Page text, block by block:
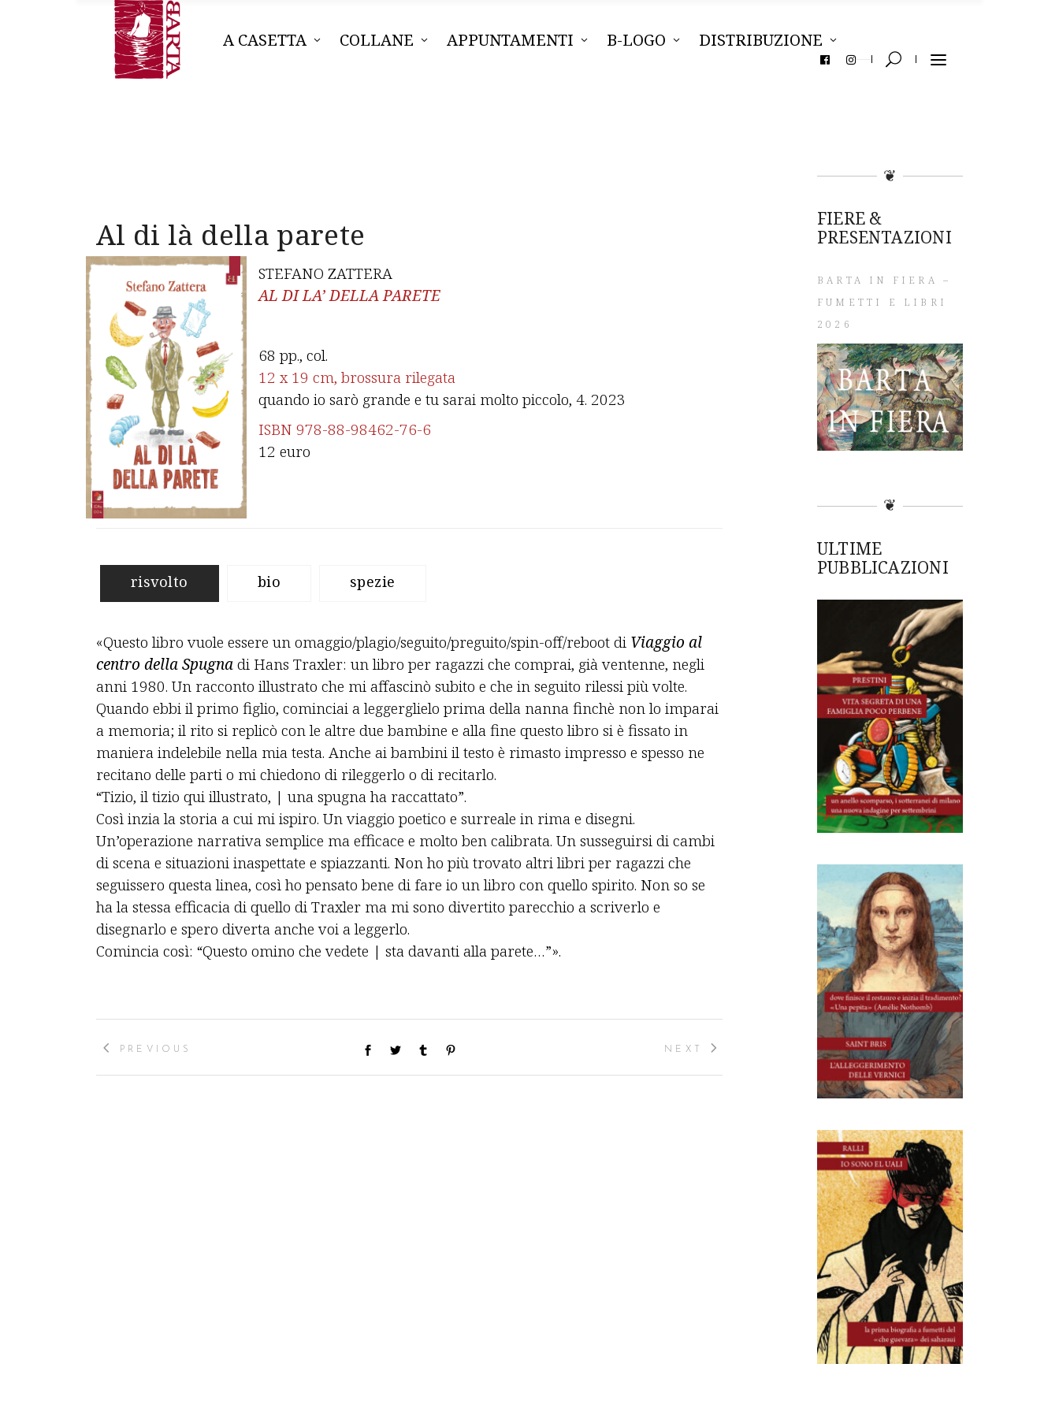
A CASETTA COLLANE APPUNTAMENTI B-LOGO DISTRIBUZIONE
Al di là della parete
STEFANO ZATTERA
AL DI LA’ DELLA PARETE
68 pp., col.
12 x 19 cm,brossura rilegata
quando io sarò grande e tu sarai molto piccolo, 4. 2023
ISBN 978-88-98462-76-6
12 euro
risvolto bio spezie
«Questo libro vuole essere un omaggio/plagio/seguito/preguito/spin-off/reboot di Viag­gio al
centro della Spugnadi Hans Traxler: un libro per ragazzi che comprai, già ventenne, negli
anni 1980. Un racconto illustrato che mi affascinò subito e che in seguito rilessi più volte.
Quando ebbi il primo figlio, cominciai a leggerglielo prima della nanna finchè non lo imparai
a memoria; il rito si replicò con le altre due bambine e alla fine questo libro si è fissato in
maniera indelebile nella mia testa. Anche ai bambini il testo è rimasto impresso e spesso ne
recitano delle parti o mi chiedono di rileggerlo o di recitarlo.
“Tizio, il tizio qui illustrato, | una spugna ha raccattato”.
Così inzia la storia a cui mi ispiro. Un viaggio poetico e surreale in rima e disegni.
Un’operazione narrativa semplice ma efficace e molto ben calibrata. Un susseguirsi di cambi
di scena e situazioni inaspettate e spiazzanti. Non ho più trovato altri libri per ragazzi che
seguissero questa linea, così ho pensato bene di fare io un libro con quello spirito. Non so se
ha la stessa efficacia di quello di Traxler ma mi sono divertito parecchio a scriverlo e
disegnarlo e spero diverta anche voi a leggerlo.
Comincia così: “Questo omino che vedete | sta davanti alla parete…”».
PREVIOUS NEXT
❦
FIERE &
PRESENTAZIONI
BARTA IN FIERA –
FUMETTI E LIBRI
2026
❦
ULTIME
PUBBLICAZIONI